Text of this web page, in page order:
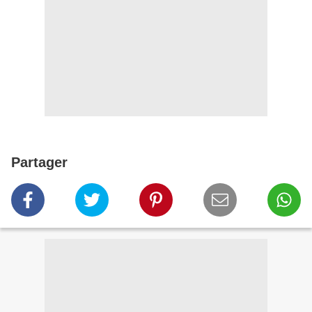
Partager